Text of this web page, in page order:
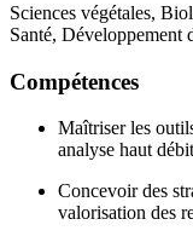
Sciences végétales,
Santé, Développement
Compétences
Maîtriser les
analyse haut
Concevoir des
valorisation des